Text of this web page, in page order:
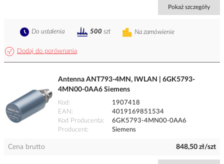
Pokaż szczegóły
Dodaj do porównania
Na zamówienie
Do ustalenia 500 szt
Antenna ANT793-4MN, IWLAN | 6GK5793-
4MN00-0AA6 Siemens
Kod
1907418
EAN
4019169851534
Kod Producenta
6GK5793-4MN00-0AA6
Producent
Siemens
Cena brutto 848,50 zł/szt